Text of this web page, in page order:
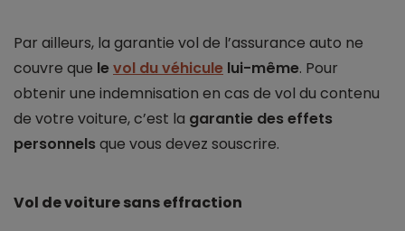
Par ailleurs, la garantie vol de l’assurance auto ne
couvre que levol du véhicule lui-même. Pour
obtenir une indemnisation en cas de vol du contenu
de votre voiture, c’est la garantie des effets
personnelsque vous devez souscrire.
Vol de voiture sans effraction